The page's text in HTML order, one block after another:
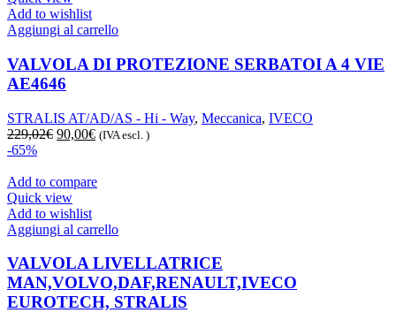
Add to wishlist
Aggiungi al carrello
VALVOLA DI PROTEZIONE SERBATOI A 4 VIE
AE4646
STRALIS AT/AD/AS - Hi - Way, Meccanica, IVECO
229,02€ Il
era:
229,02€.
90,00€Il
è:
(IVA escl. )
-65%
Add to compare
Quick view
Add to wishlist
Aggiungi al carrello
VALVOLA LIVELLATRICE
MAN,VOLVO,DAF,RENAULT,IVECO
EUROTECH, STRALIS